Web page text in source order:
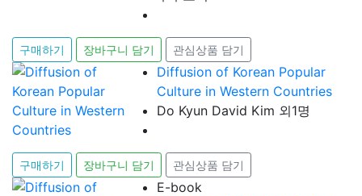
구매하기 장바구니 담기 관심상품 담기
Diffusion of Korean Popular
Culture in Western Countries
Do Kyun David Kim 외1명
구매하기 장바구니 담기 관심상품 담기
E-book